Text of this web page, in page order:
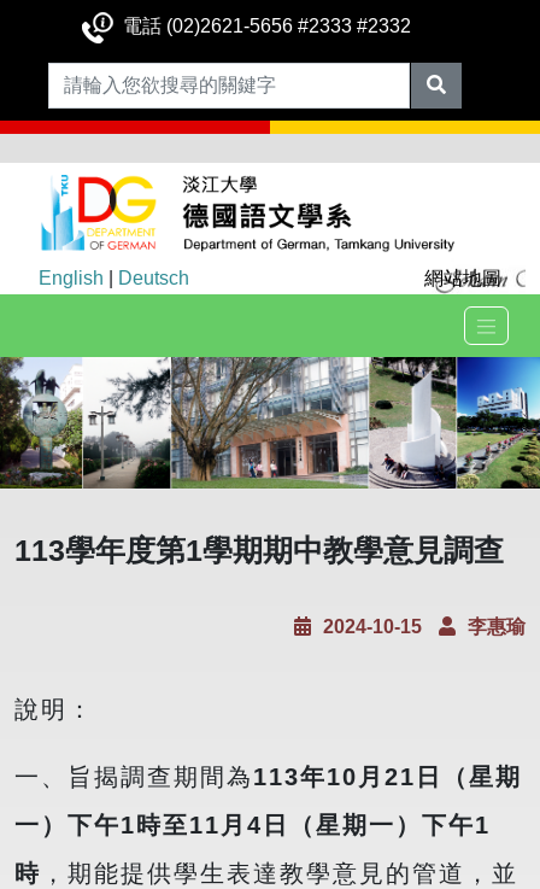
電話 (02)2621-5656 #2333 #2332
English Deutsch 網站地圖
113學年度第1學期期中教學意見調查
2024-10-15 李惠瑜
說明：
一、旨揭調查期間為113年10 月 21 日（星期
一）下午1 時至11 月 4 日（星期一）下午1
時 ，期能提供學生表達教學意見的管道，並